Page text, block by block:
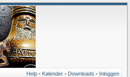
Help • Kalender • Downloads • Inloggen